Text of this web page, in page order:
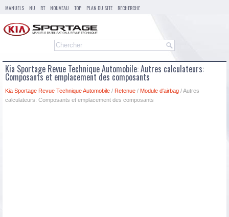
MANUELS NU RT NOUVEAU TOP PLAN DU SITE RECHERCHE
Kia Sportage Revue Technique Automobile: Autres calculateurs:
Composants et emplacement des composants
Kia Sportage Revue Technique Automobile / Retenue / Module d′airbag / Autres
calculateurs: Composants et emplacement des composants